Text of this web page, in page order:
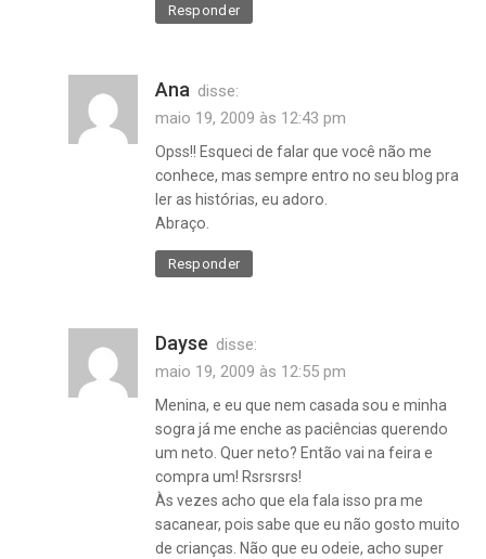
Responder
Ana disse:
maio 19, 2009 às 12:43 pm
Opss!! Esqueci de falar que você não me
conhece, mas sempre entro no seu blog pra
ler as histórias, eu adoro.
Abraço.
Responder
Dayse disse:
maio 19, 2009 às 12:55 pm
Menina, e eu que nem casada sou e minha
sogra já me enche as paciências querendo
um neto. Quer neto? Então vai na feira e
compra um! Rsrsrsrs!
Às vezes acho que ela fala isso pra me
sacanear, pois sabe que eu não gosto muito
de crianças. Não que eu odeie, acho super